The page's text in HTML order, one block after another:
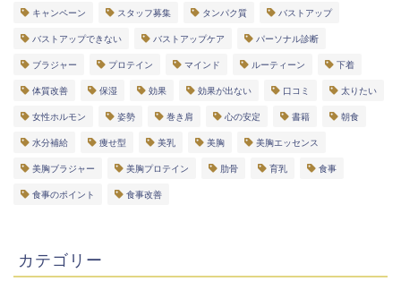
キャンペーン スタッフ募集 タンパク質 バストアップ
バストアップできない バストアップケア パーソナル診断
ブラジャー プロテイン マインド ルーティーン 下着
体質改善 保湿 効果 効果が出ない 口コミ 太りたい
女性ホルモン 姿勢 巻き肩 心の安定 書籍 朝食
水分補給 痩せ型 美乳 美胸 美胸エッセンス
美胸ブラジャー 美胸プロテイン 肋骨 育乳 食事
食事のポイント 食事改善
カテゴリー